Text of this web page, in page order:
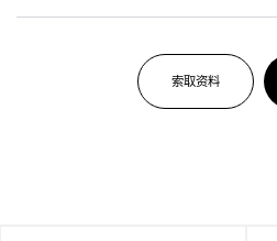
索取资料